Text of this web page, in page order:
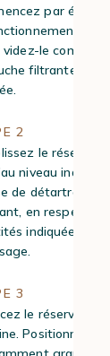
par
videz-le
filtrante si
2
le réservoir
niveau indiqué
de détartrant
en respectant
indiquées afin
3
le réservoir
Positionnez